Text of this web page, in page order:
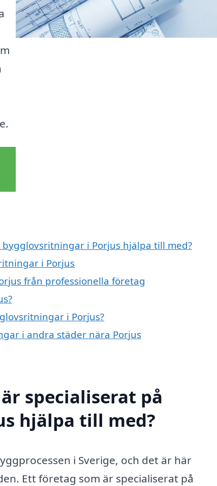
i Porjus hjälpa till med?
i Porjus
från professionella företag
i Porjus?
i andra städer nära Porjus
specialiserat på
hjälpa till med?
i Sverige, och det är här
Ett företag som är specialiserat på